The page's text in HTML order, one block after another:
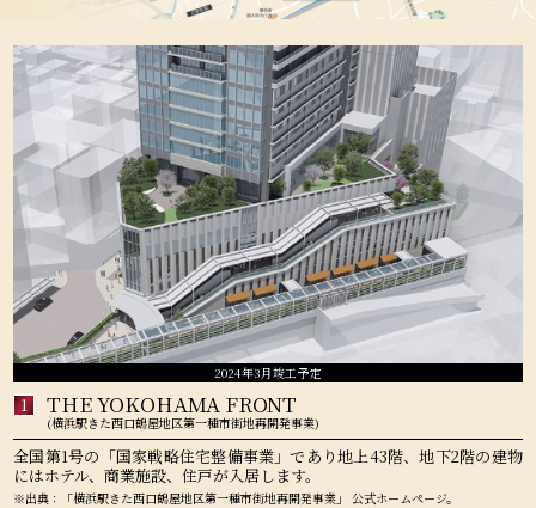
2024年3月竣工予定
1 THE YOKOHAMA FRONT
(横浜駅きた西口鶴屋地区第一種市街地再開発事業)
全国第1号の「国家戦略住宅整備事業」であり地上43階、地下2階の建物
にはホテル、商業施設、住戸が入居します。
※出典：「横浜駅きた西口鶴屋地区第一種市街地再開発事業」 公式ホームページ。